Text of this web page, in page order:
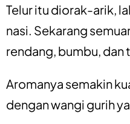
Telur itu diorak-arik,
nasi. Sekarang
rendang, bumbu, dan
Aromanya semakin
dengan wangi gurih